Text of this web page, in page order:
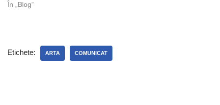
În „Blog”
Etichete: ARTA COMUNICAT